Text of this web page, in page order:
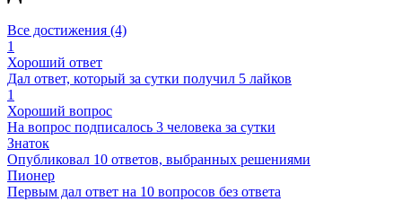
Все достижения (4)
1
Хороший ответ
Дал ответ, который за сутки получил 5 лайков
1
Хороший вопрос
На вопрос подписалось 3 человека за сутки
Знаток
Опубликовал 10 ответов, выбранных решениями
Пионер
Первым дал ответ на 10 вопросов без ответа